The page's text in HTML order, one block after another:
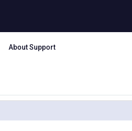
About Support